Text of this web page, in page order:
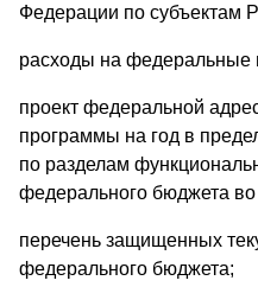
Федерации по субъектам
расходы на
проект федеральной
программы на год в
по разделам
федерального бюджета во
перечень защищенных
федерального бюджета;